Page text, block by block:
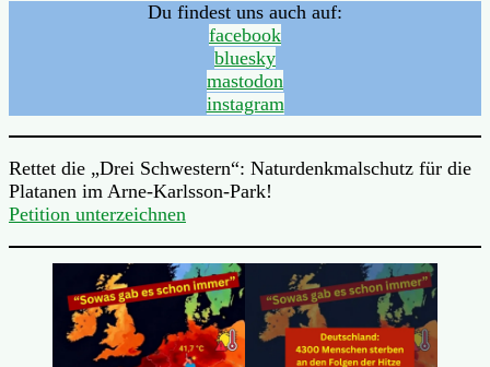
Du findest uns auch auf:
facebook
bluesky
mastodon
instagram
Rettet die „Drei Schwestern“: Naturdenkmalschutz für die
Platanen im Arne-Karlsson-Park!
Petition unterzeichnen